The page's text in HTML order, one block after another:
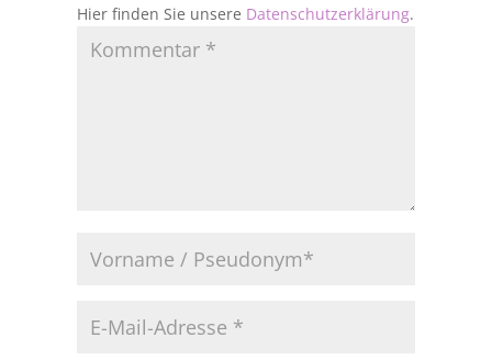
Hier finden Sie unsere Datenschutzerklärung.